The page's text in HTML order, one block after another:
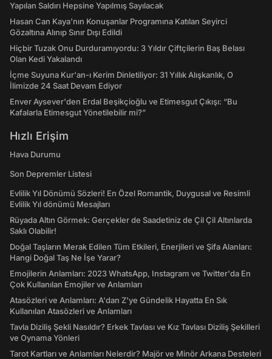
Yapılan Saldırı Hepsine Yapılmış Sayılacak
Hasan Can Kaya’nın Konuşanlar Programına Katılan Seyirci
Gözaltına Alınıp Sınır Dışı Edildi
Hiçbir Tuzak Onu Durduramıyordu: 3 Yıldır Çiftçilerin Baş Belası
Olan Kedi Yakalandı
İçme Suyuna Kur'an-ı Kerim Dinletiliyor: 31 Yıllık Alışkanlık, O
İlimizde 24 Saat Devam Ediyor
Enver Aysever'den Erdal Beşikçioğlu ve Etimesgut Çıkışı: “Bu
Kafalarla Etimesgut Yönetilebilir mi?”
Hızlı Erişim
Hava Durumu
Son Depremler Listesi
Evlilik Yıl Dönümü Sözleri! En Özel Romantik, Duygusal ve Resimli
Evlilik Yıl dönümü Mesajları
Rüyada Altın Görmek: Gerçekler de Saadetiniz de Çil Çil Altınlarda
Saklı Olabilir!
Doğal Taşların Merak Edilen Tüm Etkileri, Enerjileri ve Şifa Alanları:
Hangi Doğal Taş Ne İşe Yarar?
Emojilerin Anlamları: 2023 WhatsApp, Instagram ve Twitter'da En
Çok Kullanılan Emojiler ve Anlamları
Atasözleri ve Anlamları: A'dan Z'ye Gündelik Hayatta En Sık
Kullanılan Atasözleri ve Anlamları
Tavla Diziliş Şekli Nasıldır? Erkek Tavlası ve Kız Tavlası Diziliş Şekilleri
ve Oynama Yönleri
Tarot Kartları ve Anlamları Nelerdir? Majör ve Minör Arkana Desteleri